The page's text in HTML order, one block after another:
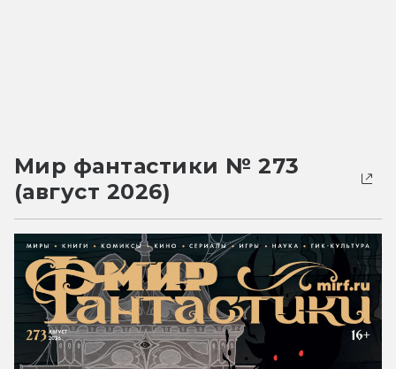
Мир фантастики № 273
(август 2026)